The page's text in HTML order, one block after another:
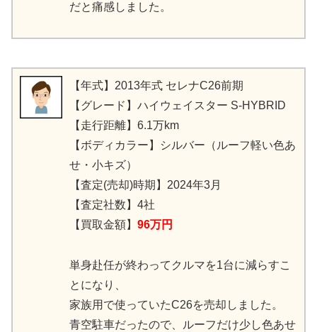
だと痛感しました。
【年式】2013年式 セレナC26前期
【グレード】ハイウェイスター S-HYBRID
【走行距離】6.1万km
【ボディカラー】シルバー（ルーフ軽い色あ
せ・小キズ）
【査定(売却)時期】2024年3月
【査定社数】4社
【買取金額】 96万円
単身赴任が終わってクルマを1台に減らすこ
とになり、
家族用で使っていたC26を売却しました。
青空駐車だったので、ルーフだけ少し色あせ